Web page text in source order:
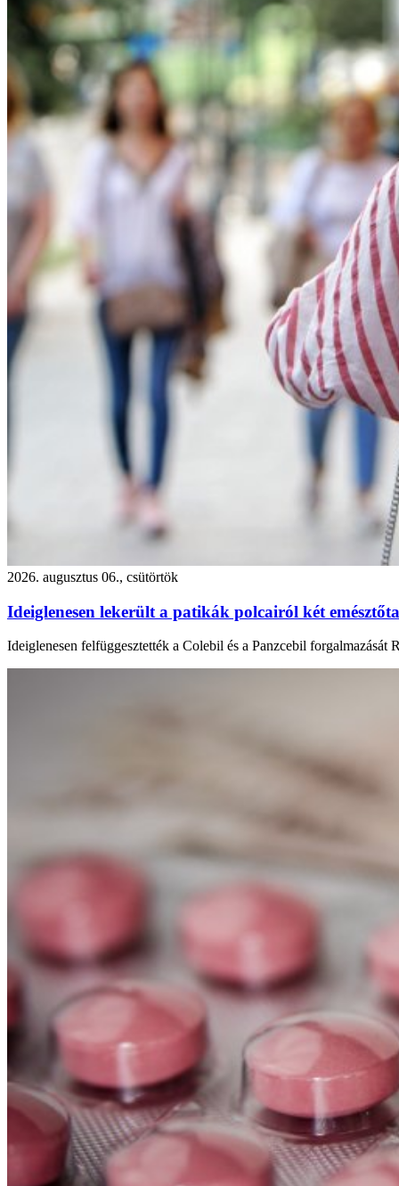
2026. augusztus 06., csütörtök
Ideiglenesen lekerült a patikák polcairól két
Ideiglenesen felfüggesztették a Colebil és a Panzcebil forgalmazását